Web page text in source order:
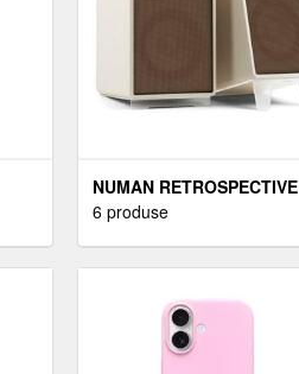
NUMAN RETROSPECTIVE
1978 MKII, DOUĂ
6 produse